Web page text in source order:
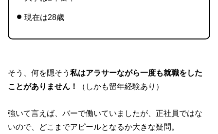
現在は28歳
そう、何を隠そう私はアラサーながら一度も就職をした
ことがありません！
（しかも留年経験あり）
強いて言えば、バーで働いていましたが、正社員ではな
いので、どこまでアピールとなるか大きな疑問。